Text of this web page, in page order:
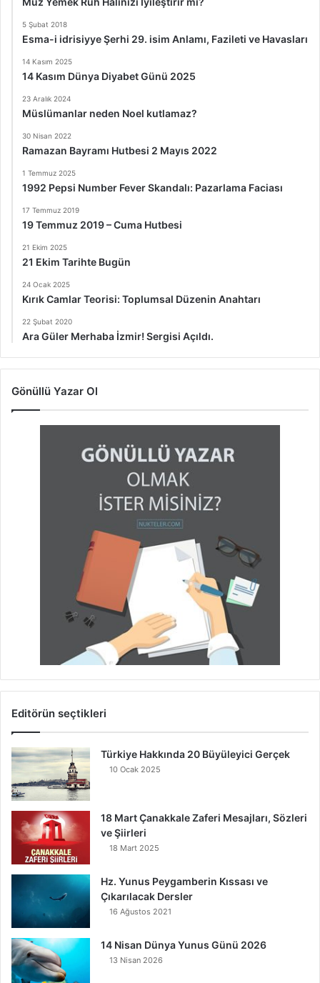
5 Şubat 2018
Esma-i idrisiyye Şerhi 29. isim Anlamı, Fazileti ve Havasları
14 Kasım 2025
14 Kasım Dünya Diyabet Günü 2025
23 Aralık 2024
Müslümanlar neden Noel kutlamaz?
30 Nisan 2022
Ramazan Bayramı Hutbesi 2 Mayıs 2022
1 Temmuz 2025
1992 Pepsi Number Fever Skandalı: Pazarlama Faciası
17 Temmuz 2019
19 Temmuz 2019 – Cuma Hutbesi
21 Ekim 2025
21 Ekim Tarihte Bugün
24 Ocak 2025
Kırık Camlar Teorisi: Toplumsal Düzenin Anahtarı
22 Şubat 2020
Ara Güler Merhaba İzmir! Sergisi Açıldı.
Gönüllü Yazar Ol
Editörün seçtikleri
Türkiye Hakkında 20 Büyüleyici Gerçek
10 Ocak 2025
18 Mart Çanakkale Zaferi Mesajları, Sözleri
ve Şiirleri
18 Mart 2025
Hz. Yunus Peygamberin Kıssası ve
Çıkarılacak Dersler
16 Ağustos 2021
14 Nisan Dünya Yunus Günü 2026
13 Nisan 2026